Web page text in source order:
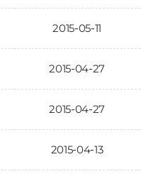
2015-05-11
2015-04-27
2015-04-27
2015-04-13